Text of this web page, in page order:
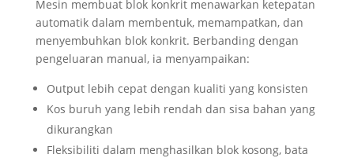
Mesin membuat blok konkrit menawarkan ketepatan
automatik dalam membentuk, memampatkan, dan
menyembuhkan blok konkrit. Berbanding dengan
pengeluaran manual, ia menyampaikan:
Output lebih cepat dengan kualiti yang konsisten
Kos buruh yang lebih rendah dan sisa bahan yang
dikurangkan
Fleksibiliti dalam menghasilkan blok kosong, bata